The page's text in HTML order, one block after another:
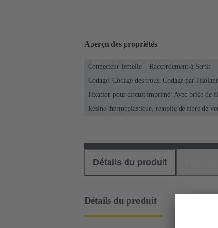
Aperçu des propriétés
Connecteur femelle Raccordement à Sertir
Codage: Codage des trous, Codage par
Fixation pour circuit imprimé: Avec bride de
Résine thermoplastique, remplie de fibre de
Détails du produit
Détails du produit